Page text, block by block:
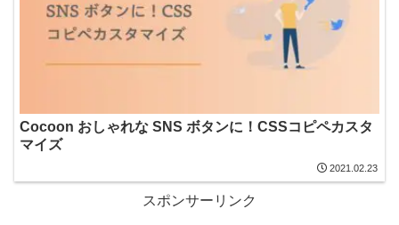
Cocoon おしゃれな SNS ボタンに！CSSコピペカスタ
マイズ
2021.02.23
スポンサーリンク